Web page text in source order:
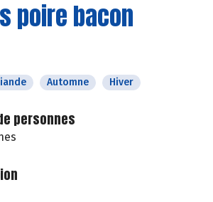
poire bacon
Automne Hiver
personnes